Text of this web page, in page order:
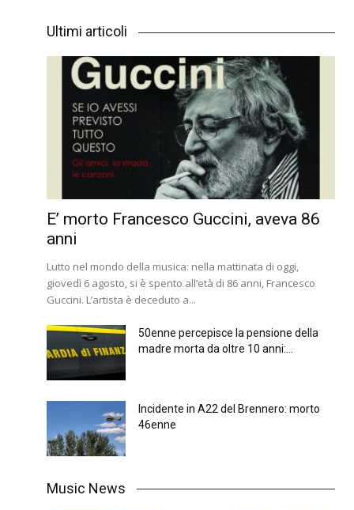
Ultimi articoli
E’ morto Francesco Guccini, aveva 86
anni
Lutto nel mondo della musica: nella mattinata di oggi,
giovedì 6 agosto, si è spento all’età di 86 anni, Francesco
Guccini. L’artista è deceduto a...
50enne percepisce la pensione della
madre morta da oltre 10 anni:...
Incidente in A22 del Brennero: morto
46enne
Music News